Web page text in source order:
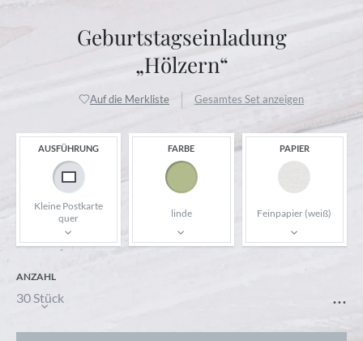
Geburtstagseinladung
„Hölzern“
Auf die Merkliste Gesamtes Set anzeigen
AUSFÜHRUNG
Kleine Postkarte
quer
FARBE
linde
PAPIER
Feinpapier (weiß)
ANZAHL
30 Stück ...